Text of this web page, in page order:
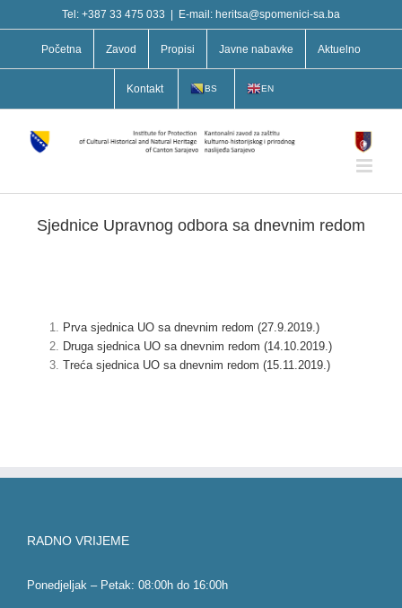
to
Tel: +387 33 475 033 E-mail: heritsa@spomenici-sa.ba
Početna Zavod Propisi Javne nabavke Aktuelno
Kontakt BS EN
Sjednice Upravnog odbora sa dnevnim redom
Prva sjednica UO sa dnevnim redom (27.9.2019.)
Druga sjednica UO sa dnevnim redom (14.10.2019.)
Treća sjednica UO sa dnevnim redom (15.11.2019.)
RADNO VRIJEME
Ponedjeljak – Petak: 08:00h do 16:00h